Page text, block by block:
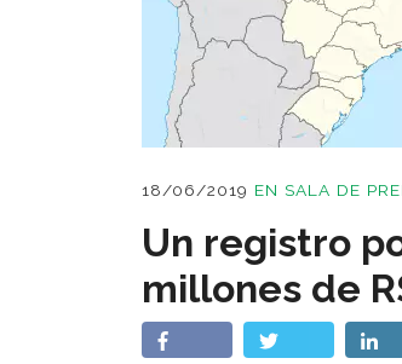
18/06/2019 EN SALA DE
Un registro
millones de